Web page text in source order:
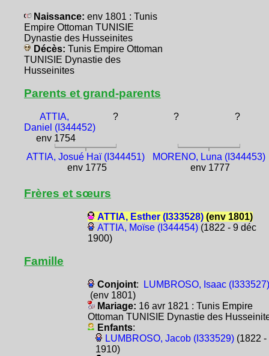
Naissance: env 1801 : Tunis
Empire Ottoman TUNISIE
Dynastie des Husseinites
Décès: Tunis Empire Ottoman
TUNISIE Dynastie des
Husseinites
Parents et grand-parents
ATTIA,
Daniel (I344452)
env 1754
? ? ?
ATTIA, Josué Haï (I344451)
env 1775
MORENO, Luna (I344453)
env 1777
Frères et sœurs
ATTIA, Esther (I333528)(env 1801)
ATTIA, Moïse (I344454)(1822 - 9 déc
1900)
Famille
Conjoint:
LUMBROSO, Isaac (I333527)
(env 1801)
Mariage: 16 avr 1821 : Tunis Empire
Ottoman TUNISIE Dynastie des
Enfants:
LUMBROSO, Jacob (I333529)(1822 -
1910)